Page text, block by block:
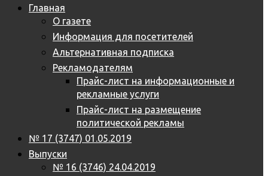
Главная
О газете
Информация для посетителей
Альтернативная подписка
Рекламодателям
Прайс-лист на информационные и
рекламные услуги
Прайс-лист на размещение
политической рекламы
№ 17 (3747) 01.05.2019
Выпуски
№ 16 (3746) 24.04.2019